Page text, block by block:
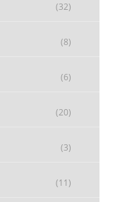
(32)
(8)
(6)
(20)
(3)
(11)